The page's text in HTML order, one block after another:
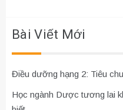
Bài Viết Mới
Điều dưỡng hạng 2: Tiêu
Học ngành Dược tương lai